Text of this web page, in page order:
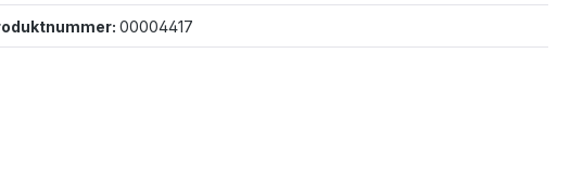
00004417